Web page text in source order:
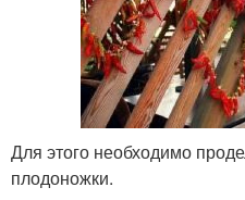
Для этого необходимо
плодоножки.